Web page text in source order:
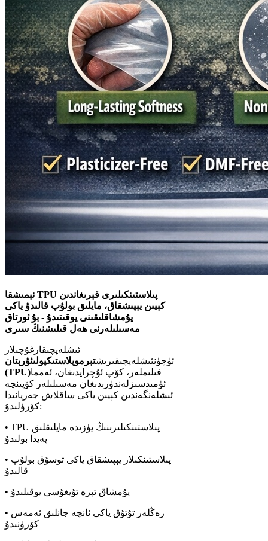
نېمىشقا TPU پىلاستىنكىلىرى قېرىغاندىن
كېيىن يېپىشقاق، مايلىق بولۇپ قالىدۇ ياكى
يۇمشاقلىقىنى يوقىتىدۇ - بۇ ئورتاق
مەسىلىلەرنى ھەل قىلىشنىڭ سىرى
ئىشلەپچىقارغۇچىلار
ئۈچۈنئىشلەپچىقىرىشتېرموپلاستىكپولىئۇرېتان
(TPU)فىلىملەر، كۆپ ئۇچرايدىغان، ئەمما
ئۈمىدسىزلەندۈرىدىغان مەسىلىلەر كۆپىنچە
ئىشلەنگەندىن كېيىن ياكى ساقلاش جەريانىدا
كۆرۈلىدۇ:
• TPU پىلاستىنكىلىرىنىڭ يۈزىدە مايلىقلىق
پەيدا بولىدۇ
• پىلاستىنكىلار يېپىشقاق ياكى توسۇق بولۇپ
قالىدۇ
• يۇمشاق تېرە تۇيغۇسى يوقىلىدۇ
• رەڭلەر تۇتۇق ياكى ئانچە جانلىق ئەمەس
كۆرۈنىدۇ